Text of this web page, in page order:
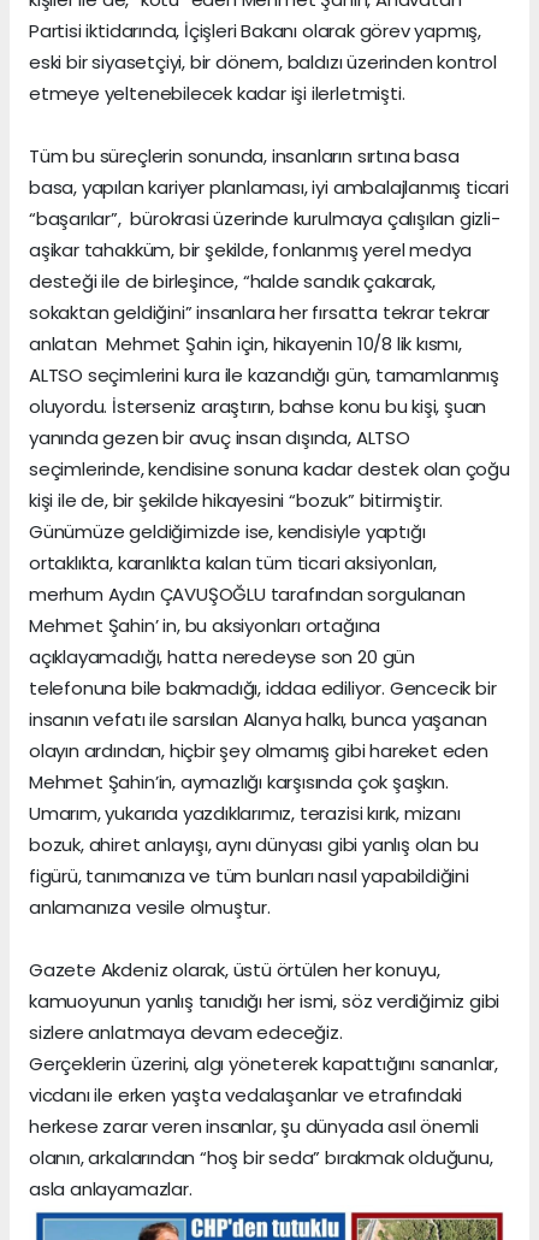
Partisi iktidarında, İçişleri Bakanı olarak görev yapmış,
eski bir siyasetçiyi, bir dönem, baldızı üzerinden kontrol
etmeye yeltenebilecek kadar işi ilerletmişti.
Tüm bu süreçlerin sonunda, insanların sırtına basa
basa, yapılan kariyer planlaması, iyi ambalajlanmış ticari
“başarılar”, bürokrasi üzerinde kurulmaya çalışılan gizli-
aşikar tahakküm, bir şekilde, fonlanmış yerel medya
desteği ile de birleşince, “halde sandık çakarak,
sokaktan geldiğini” insanlara her fırsatta tekrar tekrar
anlatan Mehmet Şahin için, hikayenin 10/8 lik kısmı,
ALTSO seçimlerini kura ile kazandığı gün, tamamlanmış
oluyordu. İsterseniz araştırın, bahse konu bu kişi, şuan
yanında gezen bir avuç insan dışında, ALTSO
seçimlerinde, kendisine sonuna kadar destek olan çoğu
kişi ile de, bir şekilde hikayesini “bozuk” bitirmiştir.
Günümüze geldiğimizde ise, kendisiyle yaptığı
ortaklıkta, karanlıkta kalan tüm ticari aksiyonları,
merhum Aydın ÇAVUŞOĞLU tarafından sorgulanan
Mehmet Şahin’ in, bu aksiyonları ortağına
açıklayamadığı, hatta neredeyse son 20 gün
telefonuna bile bakmadığı, iddaa ediliyor. Gencecik bir
insanın vefatı ile sarsılan Alanya halkı, bunca yaşanan
olayın ardından, hiçbir şey olmamış gibi hareket eden
Mehmet Şahin’in, aymazlığı karşısında çok şaşkın.
Umarım, yukarıda yazdıklarımız, terazisi kırık, mizanı
bozuk, ahiret anlayışı, aynı dünyası gibi yanlış olan bu
figürü, tanımanıza ve tüm bunları nasıl yapabildiğini
anlamanıza vesile olmuştur.
Gazete Akdeniz olarak, üstü örtülen her konuyu,
kamuoyunun yanlış tanıdığı her ismi, söz verdiğimiz gibi
sizlere anlatmaya devam edeceğiz.
Gerçeklerin üzerini, algı yöneterek kapattığını sananlar,
vicdanı ile erken yaşta vedalaşanlar ve etrafındaki
herkese zarar veren insanlar, şu dünyada asıl önemli
olanın, arkalarından “hoş bir seda” bırakmak olduğunu,
asla anlayamazlar.